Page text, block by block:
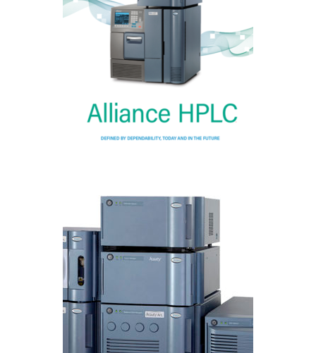
ALLIANCE HPLC
CROMATOGRAFÍA LIQUIDA
Acquity Arc HPLC
CROMATOGRAFÍA LIQUIDA